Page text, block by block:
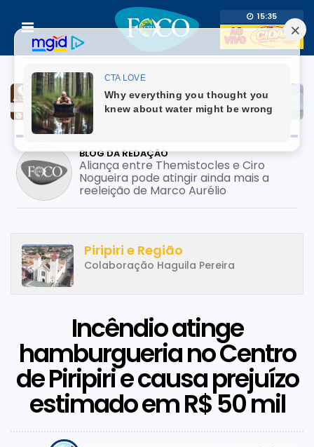
15:35
BLOG DA REDAÇÃO
Prefeito usa adesivo do filho pré-
candidato em mutirão de saúde; pode
configurar crime eleitoral?
Piripiri e Região
Colaboração Haguila Pereira
Incêndio atinge
hamburgueria no Centro
de Piripiri e causa prejuízo
estimado em R$ 50 mil